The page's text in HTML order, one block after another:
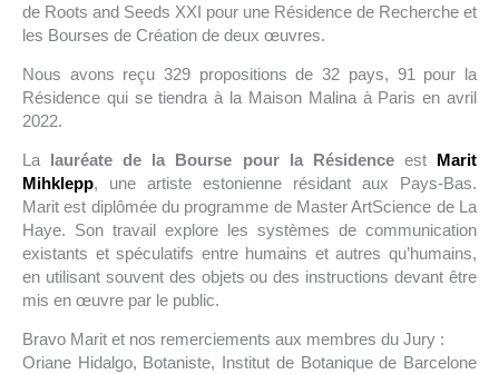
de Roots and Seeds XXI pour une Résidence de Recherche et
les Bourses de Création de deux œuvres.
Nous avons reçu 329 propositions de 32 pays, 91 pour la
Résidence qui se tiendra à la Maison Malina à Paris en avril
2022.
La lauréate de la Bourse pour la Résidenceest Marit
Mihklepp, une artiste estonienne résidant aux Pays-Bas.
Marit est diplômée du programme de Master ArtScience de La
Haye. Son travail explore les systèmes de communication
existants et spéculatifs entre humains et autres qu’humains,
en utilisant souvent des objets ou des instructions devant être
mis en œuvre par le public.
Bravo Marit et nos remerciements aux membres du Jury :
Oriane Hidalgo, Botaniste, Institut de Botanique de Barcelone